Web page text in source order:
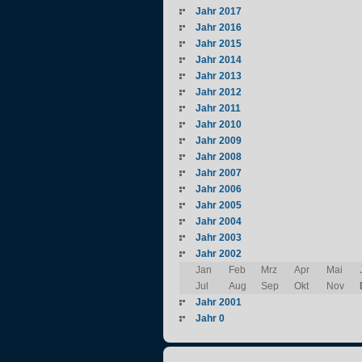
Jahr 2017
Jahr 2016
Jahr 2015
Jahr 2014
Jahr 2013
Jahr 2012
Jahr 2011
Jahr 2010
Jahr 2009
Jahr 2008
Jahr 2007
Jahr 2006
Jahr 2005
Jahr 2004
Jahr 2003
Jahr 2002
Jan
Feb Mrz Apr Mai
Jul
Aug Sep Okt Nov
Jahr 2001
Jahr 0